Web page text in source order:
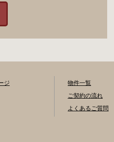
ジ
物件一覧
ご契約の流れ
よくあるご質問